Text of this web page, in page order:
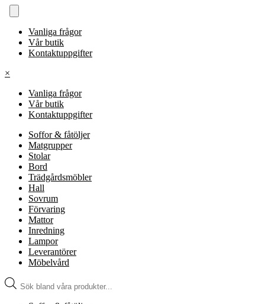
Vanliga frågor
Vår butik
Kontaktuppgifter
×
Vanliga frågor
Vår butik
Kontaktuppgifter
Soffor & fåtöljer
Matgrupper
Stolar
Bord
Trädgårdsmöbler
Hall
Sovrum
Förvaring
Mattor
Inredning
Lampor
Leverantörer
Möbelvård
Produktsökning